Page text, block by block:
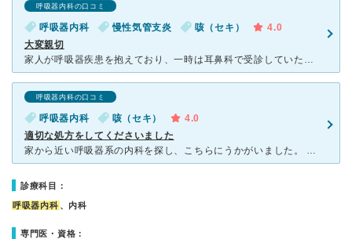
呼吸器内科の口コミ
呼吸器内科 慢性気管支炎 咳（セキ）
4.0
大変親切
家人が呼吸器疾患を抱えており、一時は耳鼻科で受診していたものの、結局診断治療内容に納得できず、すぐ近くの岡崎内科呼吸器科へ転院しました。 まず驚くのは、歯科医院と同居しておられ、室内履きに履き替え歯
呼吸器内科の口コミ
呼吸器内科 咳（セキ）
4.0
適切な処方をしてくださいました
家から近い呼吸器系の内科を探し、こちらにうかがいました。 呼吸器系の内科は、呼吸器系、とうたいつつも実は呼吸器系の病気にあまり詳しくない医者もしばしばいて、失敗することもあったので、ドキドキしな
診療科目：
呼吸器内科 、内科
専門医・資格：